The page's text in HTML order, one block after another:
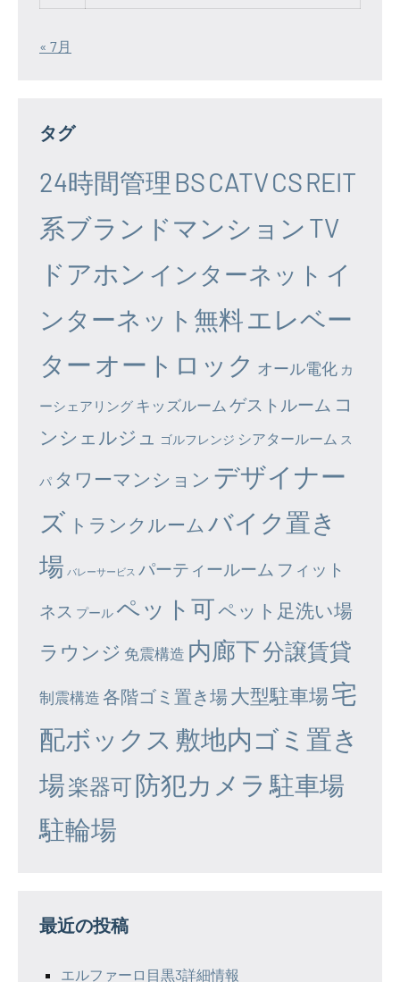
« 7月
タグ
24時間管理 BSCATVCSREIT
系ブランドマンション TV
ドアホン インターネット イ
ンターネット無料エレベー
ター オートロック オール電化 カ
ーシェアリング キッズルーム ゲストルーム コ
ンシェルジュ
ゴルフレンジ シアタールーム ス
パ タワーマンション デザイナー
ズ トランクルーム バイク置き
場 バレーサービス パーティールーム フィット
ネス プール ペット可ペット足洗い場
ラウンジ 免震構造 内廊下分譲賃貸
制震構造 各階ゴミ置き場大型駐車場宅
配ボックス 敷地内ゴミ置き
場楽器可防犯カメラ 駐車場
駐輪場
最近の投稿
エルファーロ目黒3詳細情報